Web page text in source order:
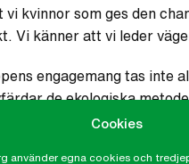
Cookies
använder egna cookies och
vi kvinnor som ges den
Vi känner att vi leder
engagemang tas inte
de ekologiska
höra att odling inte är